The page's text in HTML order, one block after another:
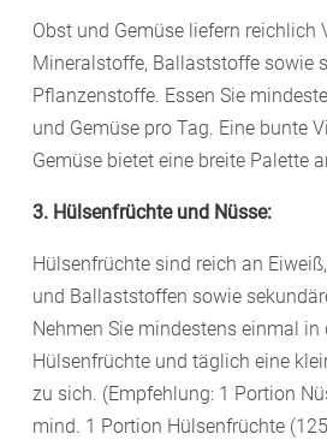
Obst und Gemüse liefern reichlich
Mineralstoffe, Ballaststoffe sowie
Pflanzenstoffe. Essen Sie
und Gemüse pro Tag. Eine bunte
Gemüse bietet eine breite Palette
3. Hülsenfrüchte und Nüsse:
Hülsenfrüchte sind reich an
und Ballaststoffen sowie
Nehmen Sie mindestens einmal in
Hülsenfrüchte und täglich eine
zu sich. (Empfehlung: 1 Portion
mind. 1 Portion Hülsenfrüchte